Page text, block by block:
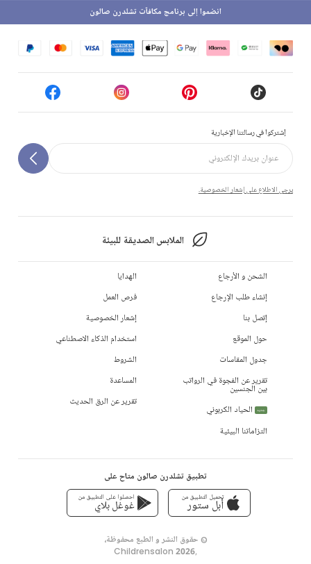
إشتركوا في رسالتنا الإخبارية
يرجى الاطلاع على إشعار الخصوصية.
الملابس الصديقة للبيئة
انضموا إلى برنامج مكافآت تشلدرن صالون
الشحن و الأرجاع
إنشاء طلب الإرجاع
إتصل بنا
حول الموقع
جدول المقاسات
تقرير عن الفجوة في الرواتب
بين الجنسين
جديد
الحياد الكربوني
التزاماتنا البيئية
الهدايا
فرص العمل
إشعار الخصوصية
استخدام الذكاء الاصطناعي
الشروط
المساعدة
تقرير عن الرق الحديث
تطبيق تشلدرن صالون متاح على
تحميل التطبيق من
أبل ستور
احصلوا على التطبيق من
غوغل بلاي
© حقوق النشر و الطبع محفوظة،
,
Childrensalon 2026